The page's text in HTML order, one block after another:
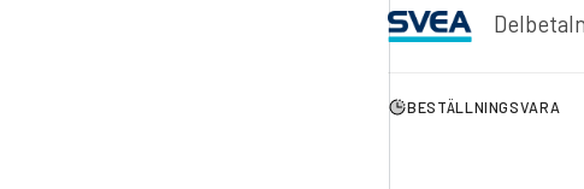
BESTÄLLNINGSVARA